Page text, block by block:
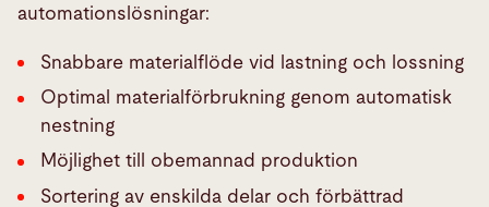
automationslösningar:
Snabbare materialflöde vid lastning och lossning
Optimal materialförbrukning genom automatisk
nestning
Möjlighet till obemannad produktion
Sortering av enskilda delar och förbättrad